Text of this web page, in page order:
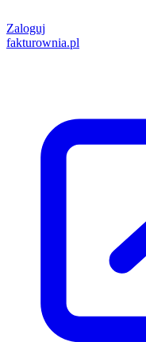
Zaloguj
fakturownia.pl